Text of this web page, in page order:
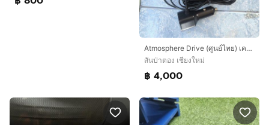
Atmosphere Drive (ศูนย์ไทย) เครื่องกรองอากาศในรถยนต์
สันป่าตอง เชียงใหม่
฿ 4,000